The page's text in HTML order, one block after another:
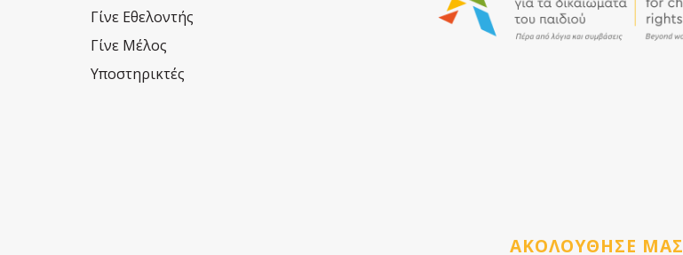
Γίνε Εθελοντής
Γίνε Μέλος
Υποστηρικτές
ΑΚΟΛΟΥΘΗΣΕ ΜΑΣ